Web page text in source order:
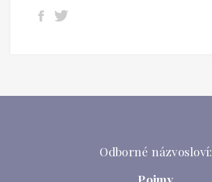
Odborné názvosloví: